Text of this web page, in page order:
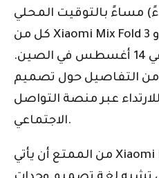
مساءً بالتوقيت المحلي (4:30 مساءً IST). سيظهر
كل من Xiaomi Mix Fold 3 و Xiaomi Pad 6 Max لأول
مرة في نفس الحدث في 14 أغسطس في الصين.
التفاصيل حول تصميم
عبر منصة التواصل
الاجتماعي.
من الممتع أن يأتي Xiaomi Band 8 Pro بشاشة